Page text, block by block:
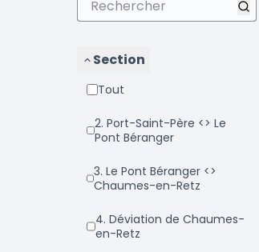
Section
Tout
2. Port-Saint-Père <> Le
Pont Béranger
3. Le Pont Béranger <>
Chaumes-en-Retz
4. Déviation de Chaumes-
en-Retz